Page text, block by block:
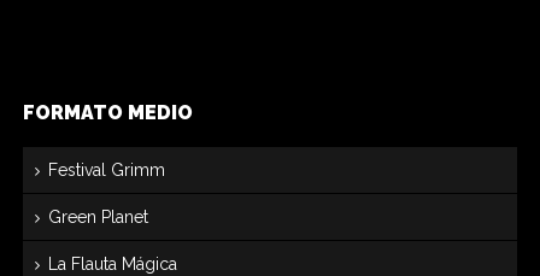
FORMATO MEDIO
Festival Grimm
Green Planet
La Flauta Mágica